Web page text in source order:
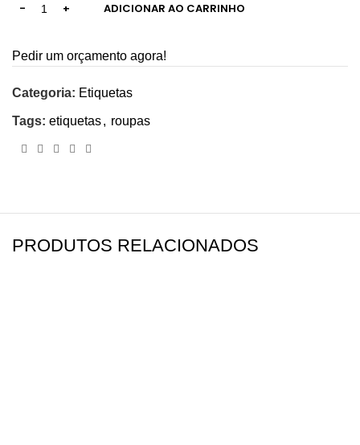
ADICIONAR AO CARRINHO
Pedir um orçamento agora!
Categoria: Etiquetas
Tags: etiquetas, roupas
PRODUTOS RELACIONADOS